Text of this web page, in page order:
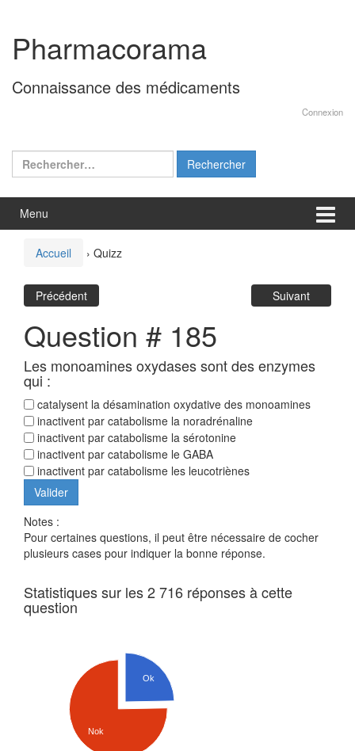
contenu
menu
principal
Pharmacorama
Connaissance des médicaments
Connexion
Rechercher :
Menu
Accueil › Quizz
Précédent Suivant
Question # 185
Les monoamines oxydases sont des enzymes
qui :
catalysent la désamination oxydative des monoamines
inactivent par catabolisme la noradrénaline
inactivent par catabolisme la sérotonine
inactivent par catabolisme le GABA
inactivent par catabolisme les leucotriènes
Notes :
Pour certaines questions, il peut être nécessaire de cocher
plusieurs cases pour indiquer la bonne réponse.
Statistiques sur les 2 716 réponses à cette
question
Ok
Nok